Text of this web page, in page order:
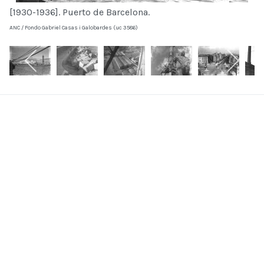
[1930-1936]. Puerto de Barcelona.
ANC / Fondo Gabriel Casas i Galobardes (uc 3586)